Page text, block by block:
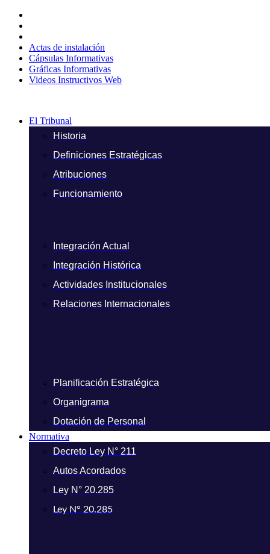
contenido
Actas de instalación
Cápsulas Informativas
Gráficas Informativas
Videos Instructivos Web
El Tribunal
Historia
Definiciones Estratégicas
Atribuciones
Funcionamiento
Integración Actual
Integración Histórica
Actividades Institucionales
Relaciones Internacionales
Planificación Estratégica
Organigrama
Dotación de Personal
Normativa
Decreto Ley N° 211
Autos Acordados
Ley N° 20.285
Ley N° 20.285